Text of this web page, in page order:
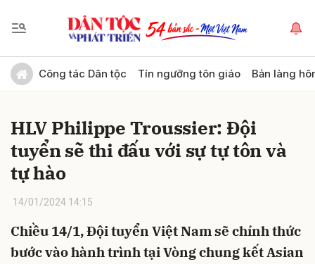
Công tác Dân tộc Tín ngưỡng tôn giáo Bản làng
HLV Philippe Troussier: Đội
tuyển sẽ thi đấu với sự tự tôn và
tự hào
14/01/2024 14:15
Chiều 14/1, Đội tuyển Việt Nam sẽ chính thức
bước vào hành trình tại Vòng chung kết Asian
Gửi bình luận